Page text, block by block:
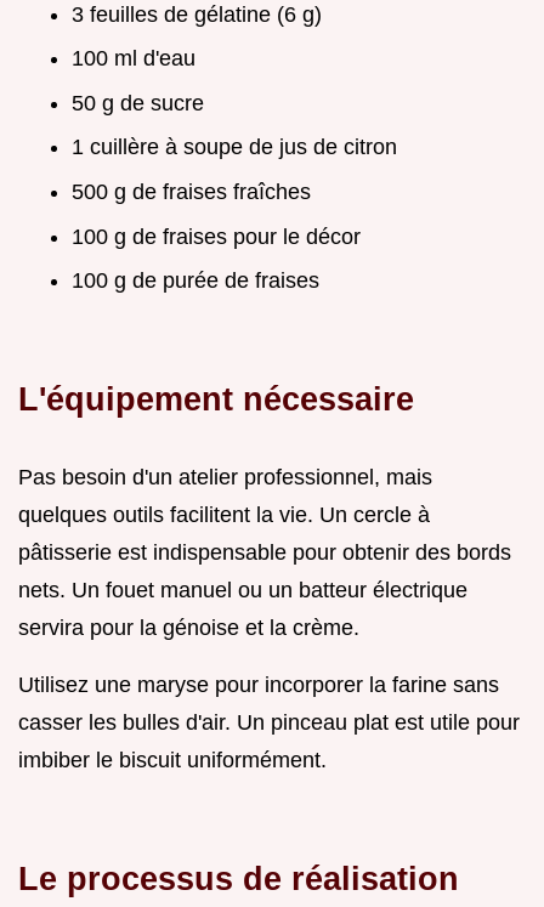
3 feuilles de gélatine (6 g)
100 ml d'eau
50 g de sucre
1 cuillère à soupe de jus de citron
500 g de fraises fraîches
100 g de fraises pour le décor
100 g de purée de fraises
L'équipement nécessaire
Pas besoin d'un atelier professionnel, mais
quelques outils facilitent la vie. Un cercle à
pâtisserie est indispensable pour obtenir des bords
nets. Un fouet manuel ou un batteur électrique
servira pour la génoise et la crème.
Utilisez une maryse pour incorporer la farine sans
casser les bulles d'air. Un pinceau plat est utile pour
imbiber le biscuit uniformément.
Le processus de réalisation